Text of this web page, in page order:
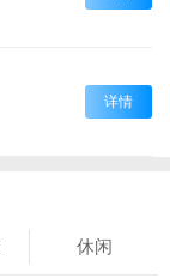
详情
休闲